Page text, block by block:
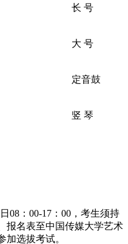
长 号
大 号
定音鼓
竖 琴
08：00-17：00，考生须持
报名表至中国传媒大学艺术
加选拔考试。